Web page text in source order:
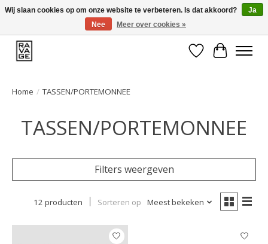
EEN GROOT ASSORTIMENT VAN TOP MERKEN!
Verlanglijst
Home / TASSEN/PORTEMONNEE
TASSEN/PORTEMONNEE
Filters weergeven
12 producten Sorteren op Meest bekeken
Wij slaan cookies op om onze website te verbeteren. Is dat akkoord?
Ja
Nee
Meer over cookies »